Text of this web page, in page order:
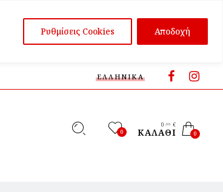
Ρυθμίσεις Cookies Αποδοχή
ΕΛΛΗΝΙΚΆ
0
0 ,00 €
ΚΑΛΆΘΙ 0